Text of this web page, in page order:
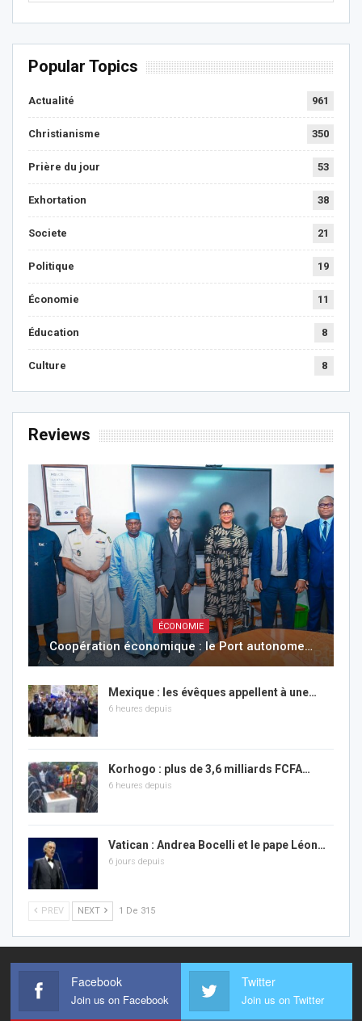
Popular Topics
Actualité 961
Christianisme 350
Prière du jour 53
Exhortation 38
Societe 21
Politique 19
Économie 11
Éducation 8
Culture 8
Reviews
ÉCONOMIE
Coopération économique : le Port autonome…
Mexique : les évêques appellent à une…
6 heures depuis
Korhogo : plus de 3,6 milliards FCFA…
6 heures depuis
Vatican : Andrea Bocelli et le pape Léon…
6 jours depuis
PREV NEXT 1 De 315
Facebook
Join us on Facebook
Twitter
Join us on Twitter